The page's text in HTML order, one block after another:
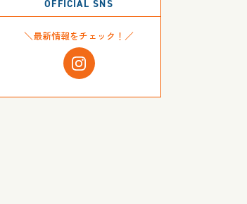
OFFICIAL SNS
＼最新情報をチェック！／